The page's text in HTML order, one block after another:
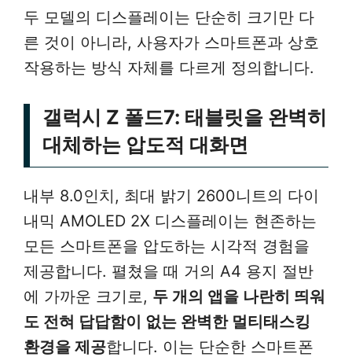
두 모델의 디스플레이는 단순히 크기만 다
른 것이 아니라, 사용자가 스마트폰과 상호
작용하는 방식 자체를 다르게 정의합니다.
갤럭시 Z 폴드7: 태블릿을 완벽히
대체하는 압도적 대화면
내부 8.0인치, 최대 밝기 2600니트의 다이
내믹 AMOLED 2X 디스플레이는 현존하는
모든 스마트폰을 압도하는 시각적 경험을
제공합니다. 펼쳤을 때 거의 A4 용지 절반
에 가까운 크기로, 두 개의 앱을 나란히 띄워
도 전혀 답답함이 없는 완벽한 멀티태스킹
환경을 제공합니다. 이는 단순한 스마트폰